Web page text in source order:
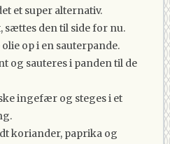
et super alternativ.
den til side for nu.
op i en sauterpande.
og sauteres i panden til de
ingefær og steges i et
koriander, paprika og